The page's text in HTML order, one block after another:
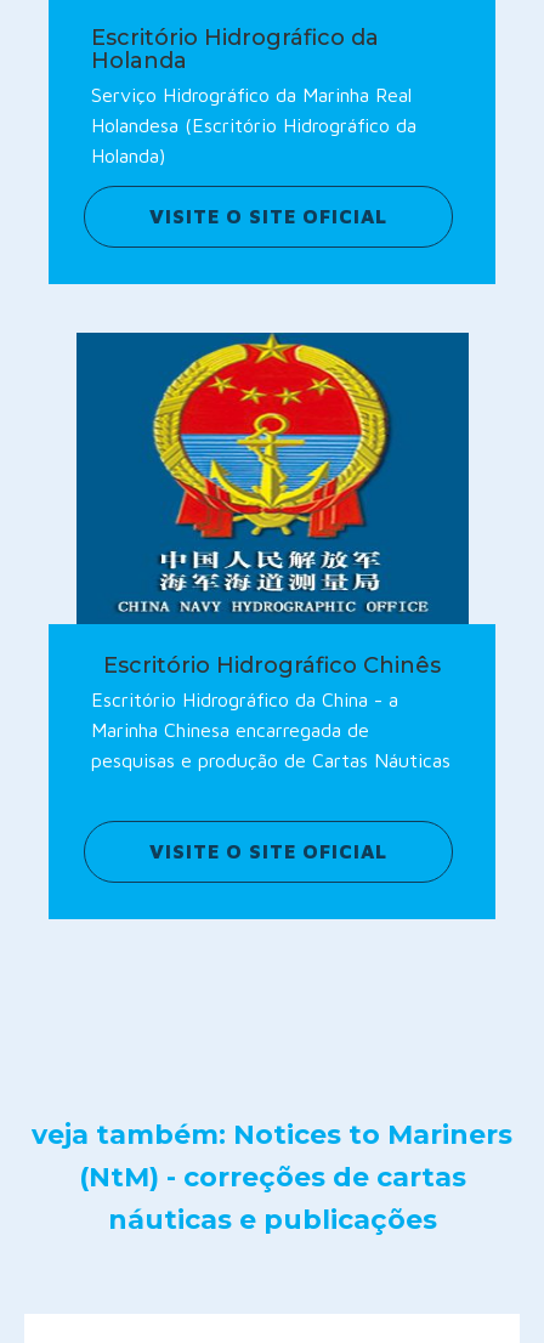
Escritório Hidrográfico da
Holanda
Serviço Hidrográfico da Marinha Real
Holandesa (Escritório Hidrográfico da
Holanda)
VISITE O SITE OFICIAL
Escritório Hidrográfico Chinês
Escritório Hidrográfico da China - a
Marinha Chinesa encarregada de
pesquisas e produção de Cartas Náuticas
VISITE O SITE OFICIAL
veja também: Notices to Mariners
(NtM) - correções de cartas
náuticas e publicações